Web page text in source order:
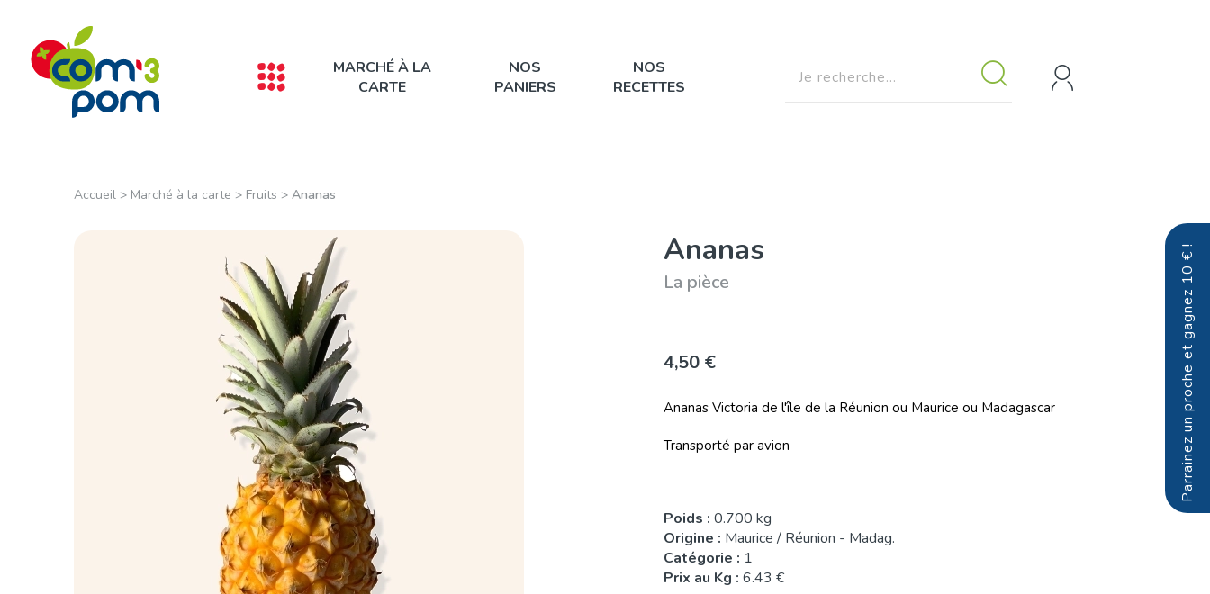
MARCHÉ À LA
CARTE
NOS
PANIERS
NOS
RECETTES
Parrainez un proche et gagnez 10 € !
Accueil > Marché à la carte > Fruits > Ananas
Ananas
La pièce
4,50 €
Ananas Victoria de l'île de la Réunion ou Maurice ou Madagascar
Transporté par avion
Poids : 0.700 kg
Origine : Maurice / Réunion - Madag.
Catégorie : 1
Prix au Kg : 6.43 €